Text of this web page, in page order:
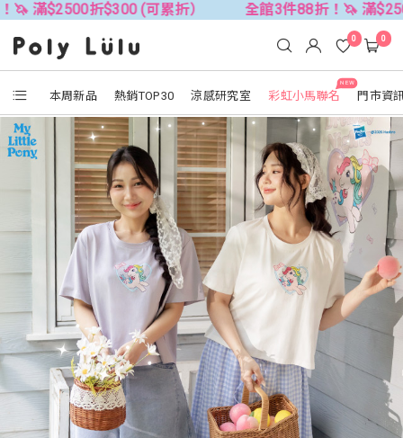
折$300 (可累折） 全館3件88折！🦄 滿$2500折$300 (
本周新品 熱銷TOP30 涼感研究室
NEW
彩虹小馬聯名 門市資
0 0